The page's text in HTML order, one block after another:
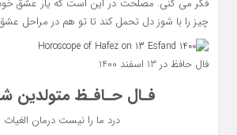
فکر می کنی. مصلحت در این است که یار عشق خود
چیز را با شوز دل تحمل کند تا تو هم در مراحل
فال حافظ در 13 اسفند 1400
فـال حـافـظ متولدین
درد ما را نیست درمان الغیاث